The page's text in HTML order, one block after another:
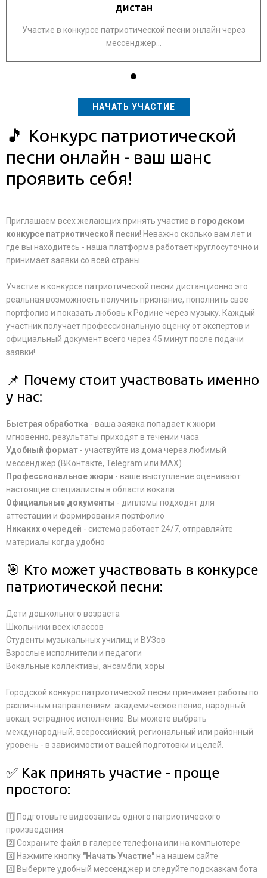
дистан
Участие в конкурсе патриотической песни онлайн через
мессенджер...
НАЧАТЬ УЧАСТИЕ
🎵 Конкурс патриотической
песни онлайн - ваш шанс
проявить себя!
Приглашаем всех желающих принять участие в городском
конкурсе патриотической песни! Неважно сколько вам лет и
где вы находитесь - наша платформа работает круглосуточно и
принимает заявки со всей страны.
Участие в конкурсе патриотической песни дистанционно это
реальная возможность получить признание, пополнить свое
портфолио и показать любовь к Родине через музыку. Каждый
участник получает профессиональную оценку от экспертов и
официальный документ всего через 45 минут после подачи
заявки!
📌 Почему стоит участвовать именно
у нас:
Быстрая обработка - ваша заявка попадает к жюри
мгновенно, результаты приходят в течении часа
Удобный формат - участвуйте из дома через любимый
мессенджер (ВКонтакте, Telegram или MAX)
Профессиональное жюри - ваше выступление оценивают
настоящие специалисты в области вокала
Официальные документы - дипломы подходят для
аттестации и формирования портфолио
Никаких очередей - система работает 24/7, отправляйте
материалы когда удобно
🎯 Кто может участвовать в конкурсе
патриотической песни:
Дети дошкольного возраста
Школьники всех классов
Студенты музыкальных училищ и ВУЗов
Взрослые исполнители и педагоги
Вокальные коллективы, ансамбли, хоры
Городской конкурс патриотической песни принимает работы по
различным направлениям: академическое пение, народный
вокал, эстрадное исполнение. Вы можете выбрать
международный, всероссийский, региональный или районный
уровень - в зависимости от вашей подготовки и целей.
✅ Как принять участие - проще
простого:
1️⃣ Подготовьте видеозапись одного патриотического
произведения
2️⃣ Сохраните файл в галерее телефона или на компьютере
3️⃣ Нажмите кнопку "Начать Участие"на нашем сайте
4️⃣ Выберите удобный мессенджер и следуйте подсказкам бота